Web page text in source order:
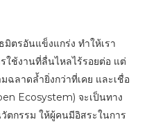
ตรอันแข็งแกร่ง ทำให้เรา
ใช้งานที่ลื่นไหลไร้รอยต่อ แต่
ฉลาดล้ำยิ่งกว่าที่เคย และเชื่อ
Ecosystem) จะเป็นทาง
ตกรรม ให้ผู้คนมีอิสระในการ